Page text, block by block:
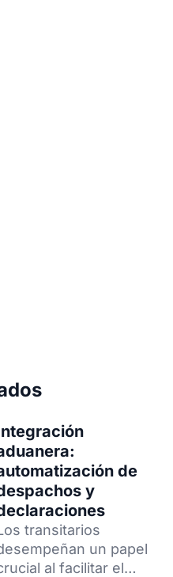
de
y
transitarios
un papel
al facilitar el